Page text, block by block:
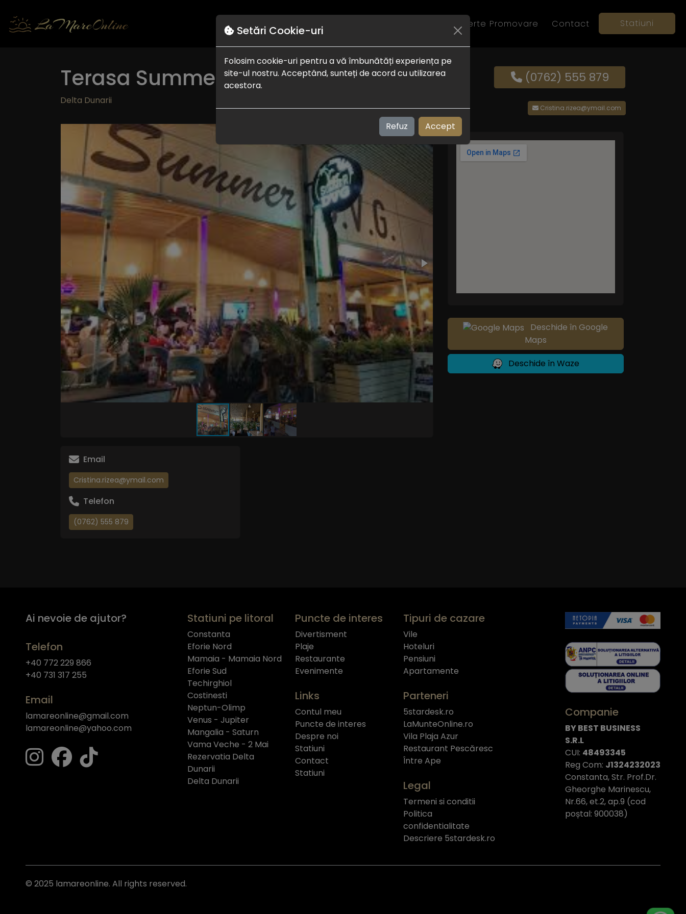
Autentificare Puncte de interes Oferte Promovare Contact Statiuni
Terasa Summer Dvg
Delta Dunarii
(0762) 555 879
Cristina.rizea@ymail.com
Deschide în Google
Maps
Deschide în Waze
Email
Cristina.rizea@ymail.com
Telefon
(0762) 555 879
Ai nevoie de ajutor?
Telefon
+40 772 229 866
+40 731 317 255
Email
lamareonline@gmail.com
lamareonline@yahoo.com
Statiuni pe litoral
Constanta
Eforie Nord
Mamaia - Mamaia Nord
Eforie Sud
Techirghiol
Costinesti
Neptun-Olimp
Venus - Jupiter
Mangalia - Saturn
Vama Veche - 2 Mai
Rezervatia Delta
Dunarii
Delta Dunarii
Puncte de interes
Divertisment
Plaje
Restaurante
Evenimente
Links
Contul meu
Puncte de interes
Despre noi
Statiuni
Contact
Statiuni
Tipuri de cazare
Vile
Hoteluri
Pensiuni
Apartamente
Parteneri
5stardesk.ro
LaMunteOnline.ro
Vila Plaja Azur
Restaurant Pescăresc
Între Ape
Legal
Termeni si conditii
Politica
confidentialitate
Descriere 5stardesk.ro
Companie
BY BEST BUSINESS
S.R.L
CUI: 48493345
Reg Com: J1324232023
Constanta, Str. Prof.Dr.
Gheorghe Marinescu,
Nr.66, et.2, ap.9 (cod
poștal: 900038)
© 2025 lamareonline. All rights reserved.
Setări Cookie-uri
Folosim cookie-uri pentru a vă îmbunătăți experiența pe
site-ul nostru. Acceptând, sunteți de acord cu utilizarea
acestora.
Refuz Accept